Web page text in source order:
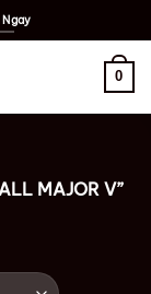
Ngay
0
MAJOR V”